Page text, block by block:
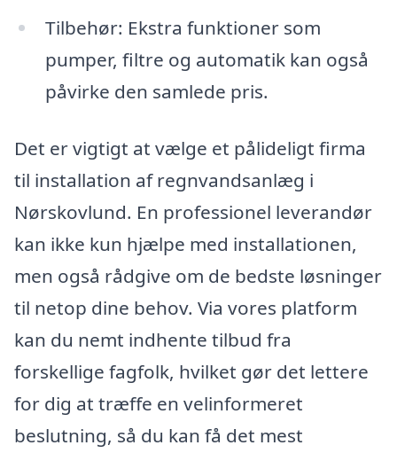
Tilbehør: Ekstra funktioner som
pumper, filtre og automatik kan også
påvirke den samlede pris.
Det er vigtigt at vælge et pålideligt firma
til installation af regnvandsanlæg i
Nørskovlund. En professionel leverandør
kan ikke kun hjælpe med installationen,
men også rådgive om de bedste løsninger
til netop dine behov. Via vores platform
kan du nemt indhente tilbud fra
forskellige fagfolk, hvilket gør det lettere
for dig at træffe en velinformeret
beslutning, så du kan få det mest